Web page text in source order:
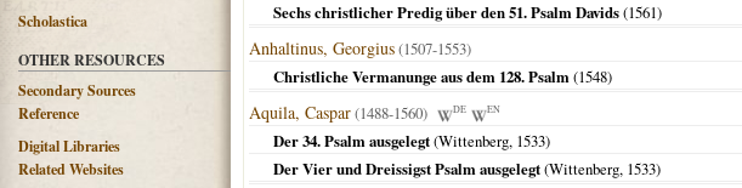
Scholastica
OTHER RESOURCES
Secondary Sources
Reference
Digital Libraries
Related Websites
Sechs christlicher Predig über den 51. Psalm Davids(1561)
Anhaltinus, Georgius(1507-1553)
Christliche Vermanunge aus dem 128. Psalm(1548)
Aquila, Caspar(1488-1560) DE EN
Der 34. Psalm ausgelegt(Wittenberg, 1533)
Der Vier und Dreissigst Psalm ausgelegt(Wittenberg, 1533)